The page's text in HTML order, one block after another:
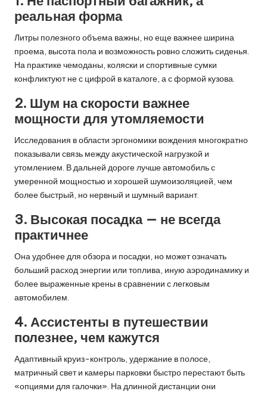
реальная форма
Литры полезного объема важны, но еще важнее ширина
проема, высота пола и возможность ровно сложить сиденья.
На практике чемоданы, коляски и спортивные сумки
конфликтуют не с цифрой в каталоге, а с формой кузова.
2. Шум на скорости важнее
мощности для утомляемости
Исследования в области эргономики вождения многократно
показывали связь между акустической нагрузкой и
утомлением. В дальней дороге лучше автомобиль с
умеренной мощностью и хорошей шумоизоляцией, чем
более быстрый, но нервный и шумный вариант.
3. Высокая посадка — не всегда
практичнее
Она удобнее для обзора и посадки, но может означать
больший расход энергии или топлива, иную аэродинамику и
более выраженные крены в сравнении с легковым
автомобилем.
4. Ассистенты в путешествии
полезнее, чем кажутся
Адаптивный круиз-контроль, удержание в полосе,
матричный свет и камеры парковки быстро перестают быть
«опциями для галочки». На длинной дистанции они